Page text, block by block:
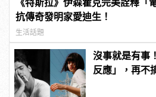
《特斯拉》伊森霍克完美詮釋「
抗傳奇發明家愛迪生！
生活話題
沒事就是有事
反應」，再不